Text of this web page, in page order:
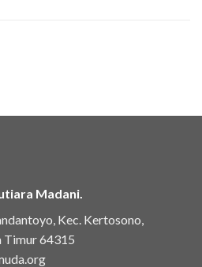
Madani.
Kec. Kertosono,
Timur 64315